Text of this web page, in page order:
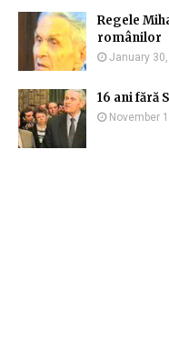
Regele
românilor
January
16 ani fără
November